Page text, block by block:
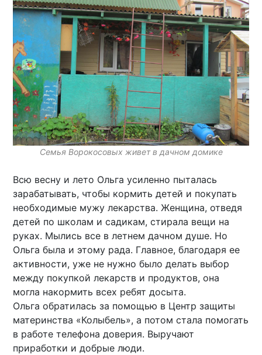
Семья Ворокосовых живет в дачном домике
Всю весну и лето Ольга усиленно пыталась
зарабатывать, чтобы кормить детей и покупать
необходимые мужу лекарства. Женщина, отведя
детей по школам и садикам, стирала вещи на
руках. Мылись все в летнем дачном душе. Но
Ольга была и этому рада. Главное, благодаря ее
активности, уже не нужно было делать выбор
между покупкой лекарств и продуктов, она
могла накормить всех ребят досыта.
Ольга обратилась за помощью в Центр защиты
материнства «Колыбель», а потом стала помогать
в работе телефона доверия. Выручают
приработки и добрые люди.